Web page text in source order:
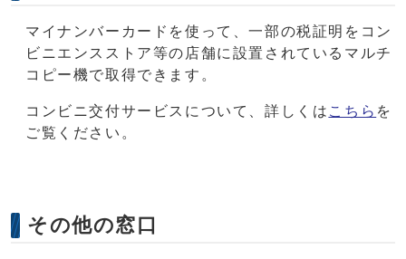
マイナンバーカードを使って、一部の税証明をコン
ビニエンスストア等の店舗に設置されているマルチ
コピー機で取得できます。
コンビニ交付サービスについて、詳しくは こちら を
ご覧ください。
その他の窓口